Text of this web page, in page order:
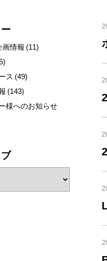
画情報 (11)
ス (49)
(143)
様へのお知らせ